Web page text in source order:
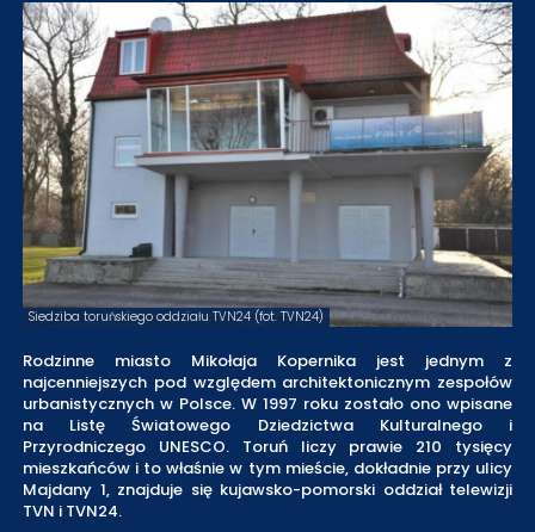
Siedziba toruńskiego oddziału TVN24 (fot. TVN24)
Rodzinne miasto Mikołaja Kopernika jest jednym z
najcenniejszych pod względem architektonicznym zespołów
urbanistycznych w Polsce. W 1997 roku zostało ono wpisane
na Listę Światowego Dziedzictwa Kulturalnego i
Przyrodniczego UNESCO. Toruń liczy prawie 210 tysięcy
mieszkańców i to właśnie w tym mieście, dokładnie przy ulicy
Majdany 1, znajduje się kujawsko-pomorski oddział telewizji
TVN i TVN24.